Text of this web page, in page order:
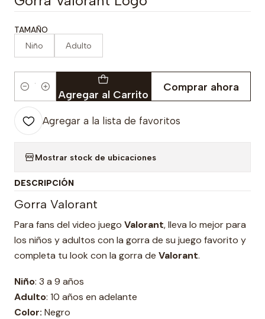
TAMAÑO
Niño Adulto
Cantidad Agregar al Carrito
Comprar ahora
Agregar a la lista de favoritos
Mostrar stock de ubicaciones
DESCRIPCIÓN
Gorra Valorant
Para fans del video juego Valorant, lleva lo mejor para
los niños y adultos con la gorra de su juego favorito y
completa tu look con la gorra de Valorant.
Niño: 3 a 9 años
Adulto: 10 años en adelante
Color: Negro